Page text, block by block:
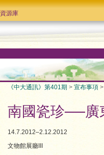
資源庫
《中大通訊》第401期 > 宣布事項
南國瓷珍──廣
14.7.2012–2.12.2012
文物館展廳III